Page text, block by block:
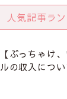
人気記事ラ
【ぶっちゃけ
ルの収入につ